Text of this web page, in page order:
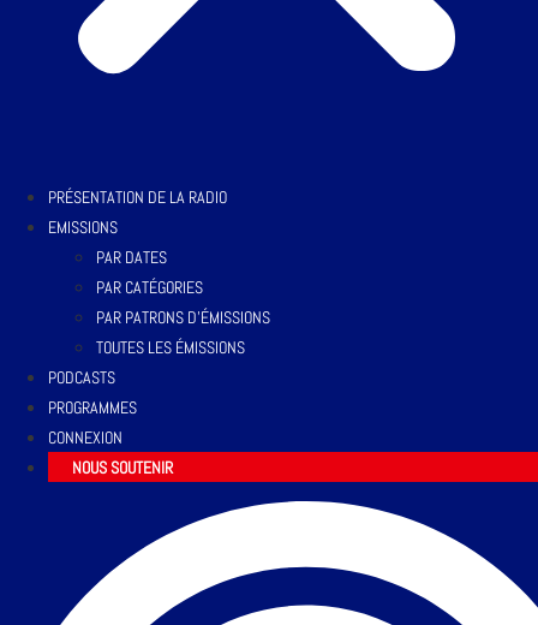
PRÉSENTATION DE LA RADIO
EMISSIONS
PAR DATES
PAR CATÉGORIES
PAR PATRONS D’ÉMISSIONS
TOUTES LES ÉMISSIONS
PODCASTS
PROGRAMMES
CONNEXION
NOUS SOUTENIR